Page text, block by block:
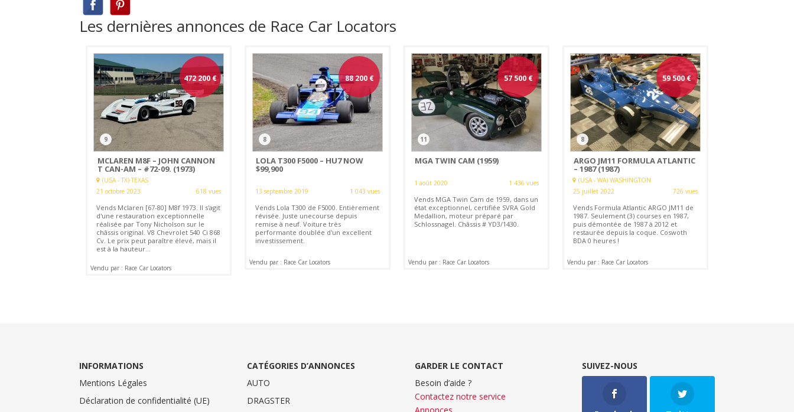
Les dernières annonces de Race Car Locators
472 200€
9
MCLAREN M8F – JOHN CANNON
T CAN-AM – #72-09. (1973)
(USA - TX) TEXAS
21 octobre 2023
618 vues
Vends Mclaren [67-80] M8f 1973. Il s'agit
d'une restauration exceptionnelle
réalisée par Tony Nicholson sur le
châssis original. V8 Chevrolet 540 Ci 868
Cv. Le prix peut paraître élevé, mais il
est à la hauteur...
Vendu par : Race Car Locators
88 200€
8
LOLA T300 F5000 – HU7 NOW
$99,900
13 septembre 2019 1 043 vues
Vends Lola T300 de F5000. Entièrement
révisée. Juste unecourse depuis
remise à neuf. Voiture très
performante doublée d'un excellent
investissement.
Vendu par : Race Car Locators
57 500€
11
MGA TWIN CAM (1959)
1 août 2020 1 436 vues
Vends MGA Twin Cam de 1959, dans un
état exceptionnel, certifiée SVRA Gold
Medallion, moteur préparé par
Schlossnagel. Châssis # YD3/1430.
Vendu par : Race Car Locators
59 500 €
8
ARGO JM11 FORMULA ATLANTIC
– 1987 (1987)
(USA - WA) WASHINGTON
25 juillet 2022
726 vues
Vends Formula Atlantic ARGO JM11 de
1987. Seulement (3) courses en 1987,
puis démontée de 1987 à 2012 et
restaurée depuis la coque. Coswoth
BDA 0 heures !
Vendu par : Race Car Locators
INFORMATIONS
Mentions Légales
Déclaration de confidentialité (UE)
CATÉGORIES D’ANNONCES
AUTO
DRAGSTER
GARDER LE CONTACT
Besoin d’aide ?
Contactez notre service
SUIVEZ-NOUS